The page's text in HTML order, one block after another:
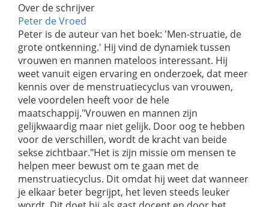
Over de schrijver
Peter de Vroed
Peter is de auteur van het boek: 'Men-struatie, de
grote ontkenning.' Hij vind de dynamiek tussen
vrouwen en mannen mateloos interessant. Hij
weet vanuit eigen ervaring en onderzoek, dat meer
kennis over de menstruatiecyclus van vrouwen,
vele voordelen heeft voor de hele
maatschappij."Vrouwen en mannen zijn
gelijkwaardig maar niet gelijk. Door oog te hebben
voor de verschillen, wordt de kracht van beide
sekse zichtbaar."Het is zijn missie om mensen te
helpen meer bewust om te gaan met de
menstruatiecyclus. Dit omdat hij weet dat wanneer
je elkaar beter begrijpt, het leven steeds leuker